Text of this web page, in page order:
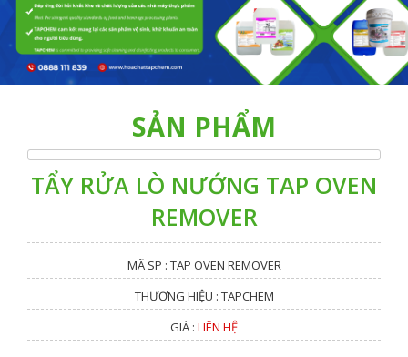
SẢN PHẨM
TẨY RỬA LÒ NƯỚNG TAP OVEN
REMOVER
MÃ SP : TAP OVEN REMOVER
THƯƠNG HIỆU : TAPCHEM
GIÁ : LIÊN HỆ